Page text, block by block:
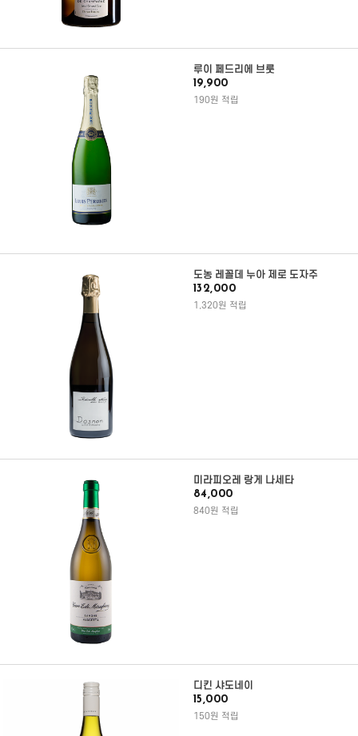
루이 페드리에 브룻
19,900
190원 적립
도농 레꼴데 누아 제로 도자주
132,000
1,320원 적립
미라피오레 랑게 나세타
84,000
840원 적립
디킨 샤도네이
15,000
150원 적립